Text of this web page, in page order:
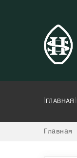
ГЛАВНАЯ
Главная